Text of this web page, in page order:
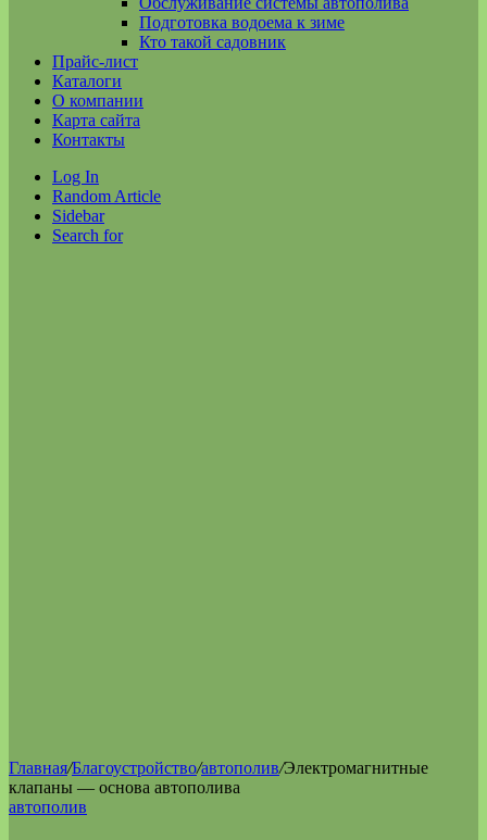
Подготовка водоема к зиме
Кто такой садовник
Прайс-лист
Каталоги
О компании
Карта сайта
Контакты
Log In
Random Article
Sidebar
Search for
Главная/Благоустройство/автополив/Электромагнитные
клапаны — основа автополива
автополив